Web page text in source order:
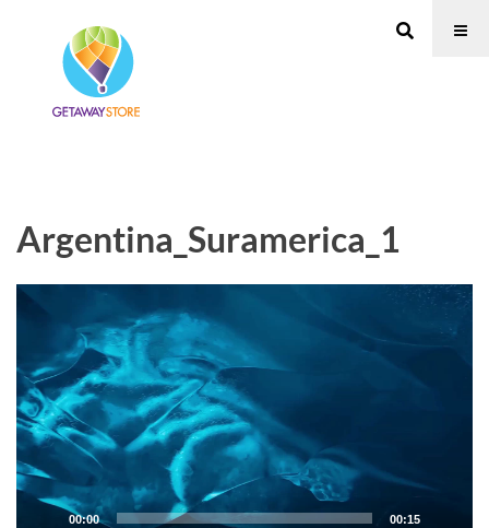
Argentina_Suramerica_1
Reproductor
00:00 00:15